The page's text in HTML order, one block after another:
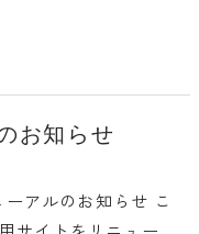
お知らせ
アルのお知らせ こ